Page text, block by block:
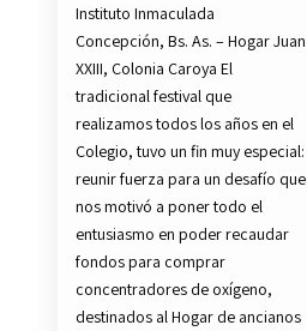
Instituto Inmaculada
Concepción, Bs. As. – Hogar Juan
XXIII, Colonia Caroya El
tradicional festival que
realizamos todos los años en el
Colegio, tuvo un fin muy especial:
reunir fuerza para un desafío que
nos motivó a poner todo el
entusiasmo en poder recaudar
fondos para comprar
concentradores de oxígeno,
destinados al Hogar de ancianos